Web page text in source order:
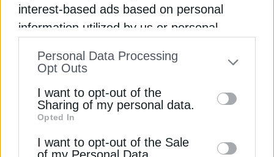
interest-based ads based on personal
information utilized by us or personal
to your opt-out. You may separately opt-out
information by third parties on the IAB’s list
of downstream participants. This
information may also be disclosed by us to
Personal Data Processing
Opt Outs
I want to opt-out of the
Sharing of my personal data.
Opted In
I want to opt-out of the Sale
01
Τουρκία: Πώς επιδιώκει να κάνει
διεθνή πετρελαϊκό κόμβο το Τσεϊχάν
8 Αυγούστου 2026
02
ΕΠΙΧΕΙΡΗΣΕΙΣ
Ωριμάζει το υβριδικό έργο ΑΠΕ της
κοινοπραξίας Metlen και Ομίλου
Τσάκου
8 Αυγούστου 2026
Τα σχέδια για την παράκαμψη των